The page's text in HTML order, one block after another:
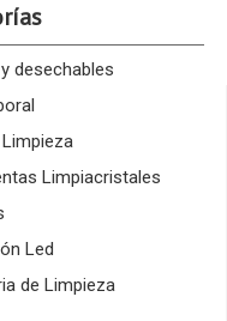
desechables
Limpiacristales
Led
de Limpieza